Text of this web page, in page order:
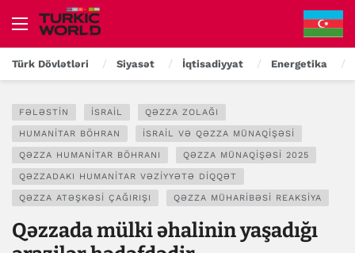
Türk Dövlətləri Siyasət İqtisadiyyat Energetika
FƏLƏSTIN İSRAIL QƏZZA ZOLAĞI
HUMANITAR BÖHRAN İSRAIL VƏ QƏZZA MÜNAQIŞƏSI
QƏZZA HUMANITAR BÖHRANI QƏZZA MÜNAQIŞƏSI 2025
QƏZZADAKI HUMANITAR VƏZIYYƏTƏ DIQQƏT
QƏZZA ATƏŞKƏSI ÇAĞIRIŞI QƏZZA MÜHARIBƏSI REAKSIYA
Qəzzada mülki əhalinin yaşadığı